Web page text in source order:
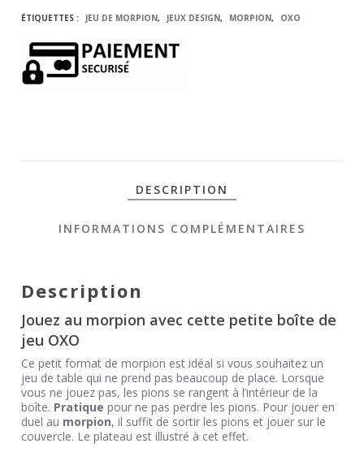
ÉTIQUETTES : JEU DE MORPION, JEUX DESIGN, MORPION, OXO
DESCRIPTION
INFORMATIONS COMPLÉMENTAIRES
Description
Jouez au morpion avec cette petite boîte de
jeu OXO
Ce petit format de morpion est idéal si vous souhaitez un
jeu de table qui ne prend pas beaucoup de place. Lorsque
vous ne jouez pas, les pions se rangent à l’intérieur de la
boîte. Pratique pour ne pas perdre les pions. Pour jouer en
duel au morpion, il suffit de sortir les pions et jouer sur le
couvercle. Le plateau est illustré à cet effet.